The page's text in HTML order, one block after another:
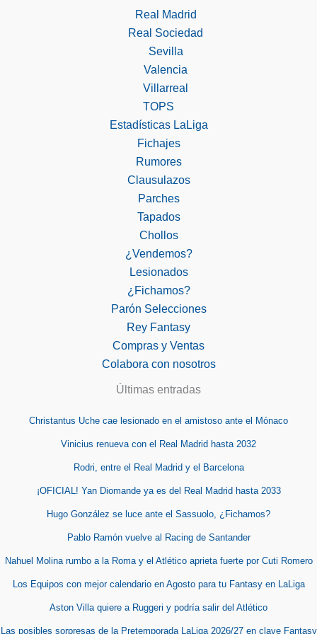
Real Madrid
Real Sociedad
Sevilla
Valencia
Villarreal
TOPS
Estadísticas LaLiga
Fichajes
Rumores
Clausulazos
Parches
Tapados
Chollos
¿Vendemos?
Lesionados
¿Fichamos?
Parón Selecciones
Rey Fantasy
Compras y Ventas
Colabora con nosotros
Últimas entradas
Christantus Uche cae lesionado en el amistoso ante el Mónaco
Vinicius renueva con el Real Madrid hasta 2032
Rodri, entre el Real Madrid y el Barcelona
¡OFICIAL! Yan Diomande ya es del Real Madrid hasta 2033
Hugo González se luce ante el Sassuolo, ¿Fichamos?
Pablo Ramón vuelve al Racing de Santander
Nahuel Molina rumbo a la Roma y el Atlético aprieta fuerte por Cuti Romero
Los Equipos con mejor calendario en Agosto para tu Fantasy en LaLiga
Aston Villa quiere a Ruggeri y podría salir del Atlético
Las posibles sorpresas de la Pretemporada LaLiga 2026/27 en clave Fantasy